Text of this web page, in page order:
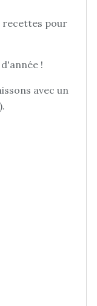
recettes pour
!
avec un